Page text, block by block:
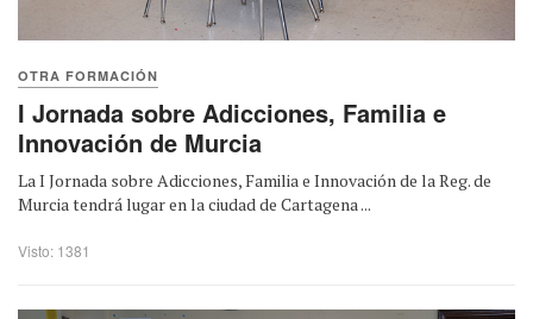
OTRA FORMACIÓN
I Jornada sobre Adicciones, Familia e
Innovación de Murcia
La I Jornada sobre Adicciones, Familia e Innovación de la Reg. de
Murcia tendrá lugar en la ciudad de Cartagena ...
Visto: 1381